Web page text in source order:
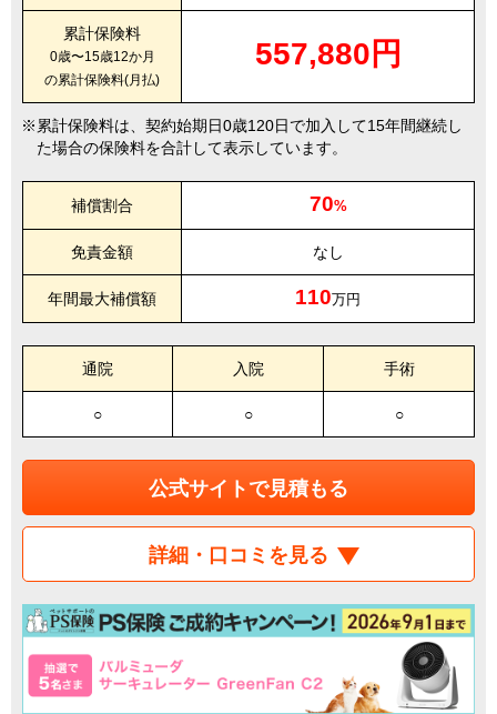
累計保険料
0歳〜15歳12か月
の累計保険料(月払)
557,880円
累計保険料は、契約始期日0歳120日で加入して15年間継続し
た場合の保険料を合計して表示しています。
補償割合 70%
免責金額 なし
年間最大補償額 110万円
通院 入院 手術
○ ○ ○
公式サイトで見積もる
詳細・口コミを見る